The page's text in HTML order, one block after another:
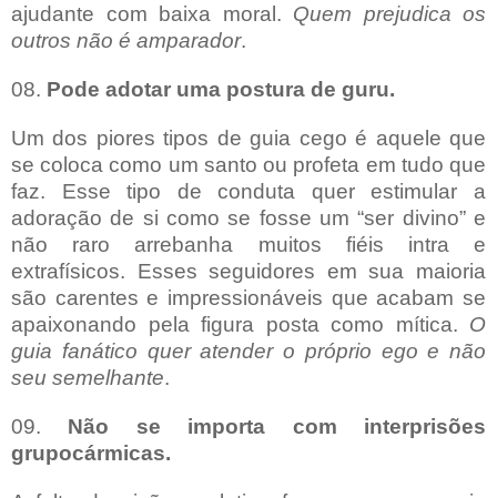
ajudante com baixa moral. Quem prejudica os
outros não é amparador.
08. Pode adotar uma postura de guru.
Um dos piores tipos de guia cego é aquele que
se coloca como um santo ou profeta em tudo que
faz. Esse tipo de conduta quer estimular a
adoração de si como se fosse um “ser divino” e
não raro arrebanha muitos fiéis intra e
extrafísicos. Esses seguidores em sua maioria
são carentes e impressionáveis que acabam se
apaixonando pela figura posta como mítica. O
guia fanático quer atender o próprio ego e não
seu semelhante.
09. Não se importa com interprisões
grupocármicas.